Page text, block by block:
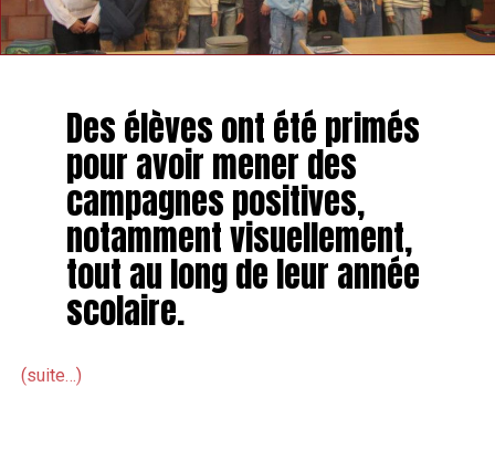
Des élèves ont été primés
pour avoir mener des
campagnes positives,
notamment visuellement,
tout au long de leur année
scolaire.
(suite…)